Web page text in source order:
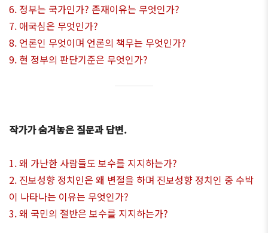
6. 정부는 국가인가? 존재이유는 무엇인가?
7. 애국심은 무엇인가?
8. 언론인 무엇이며 언론의 책무는 무엇인가?
9. 현 정부의 판단기준은 무엇인가?
작가가 숨겨놓은 질문과 답변.
1. 왜 가난한 사람들도 보수를 지지하는가?
2. 진보성향 정치인은 왜 변절을 하며 진보성향 정치인 중 수박
이 나타나는 이유는 무엇인가?
3. 왜 국민의 절반은 보수를 지지하는가?